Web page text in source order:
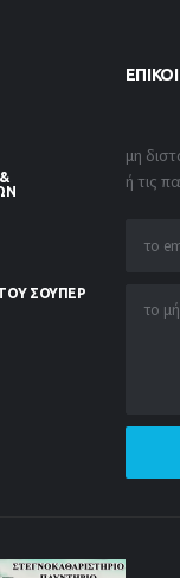
ΣΟΥΠΕΡ
μη
ή τις